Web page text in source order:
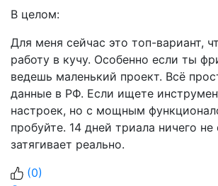
В целом:
Для меня сейчас это топ-вариант,
работу в кучу. Особенно если ты
ведешь маленький проект. Всё
данные в РФ. Если ищете
настроек, но с мощным
пробуйте. 14 дней триала ничего не
затягивает реально.
(0)